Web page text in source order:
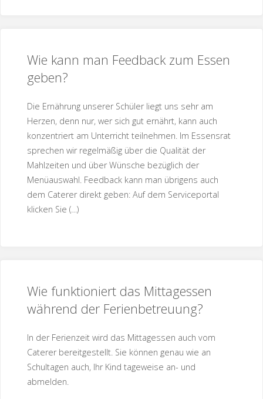
Wie kann man Feedback zum Essen
geben?
Die Ernährung unserer Schüler liegt uns sehr am
Herzen, denn nur, wer sich gut ernährt, kann auch
konzentriert am Unterricht teilnehmen. Im Essensrat
sprechen wir regelmäßig über die Qualität der
Mahlzeiten und über Wünsche bezüglich der
Menüauswahl. Feedback kann man übrigens auch
dem Caterer direkt geben: Auf dem Serviceportal
klicken Sie (…)
Wie funktioniert das Mittagessen
während der Ferienbetreuung?
In der Ferienzeit wird das Mittagessen auch vom
Caterer bereitgestellt. Sie können genau wie an
Schultagen auch, Ihr Kind tageweise an- und
abmelden.